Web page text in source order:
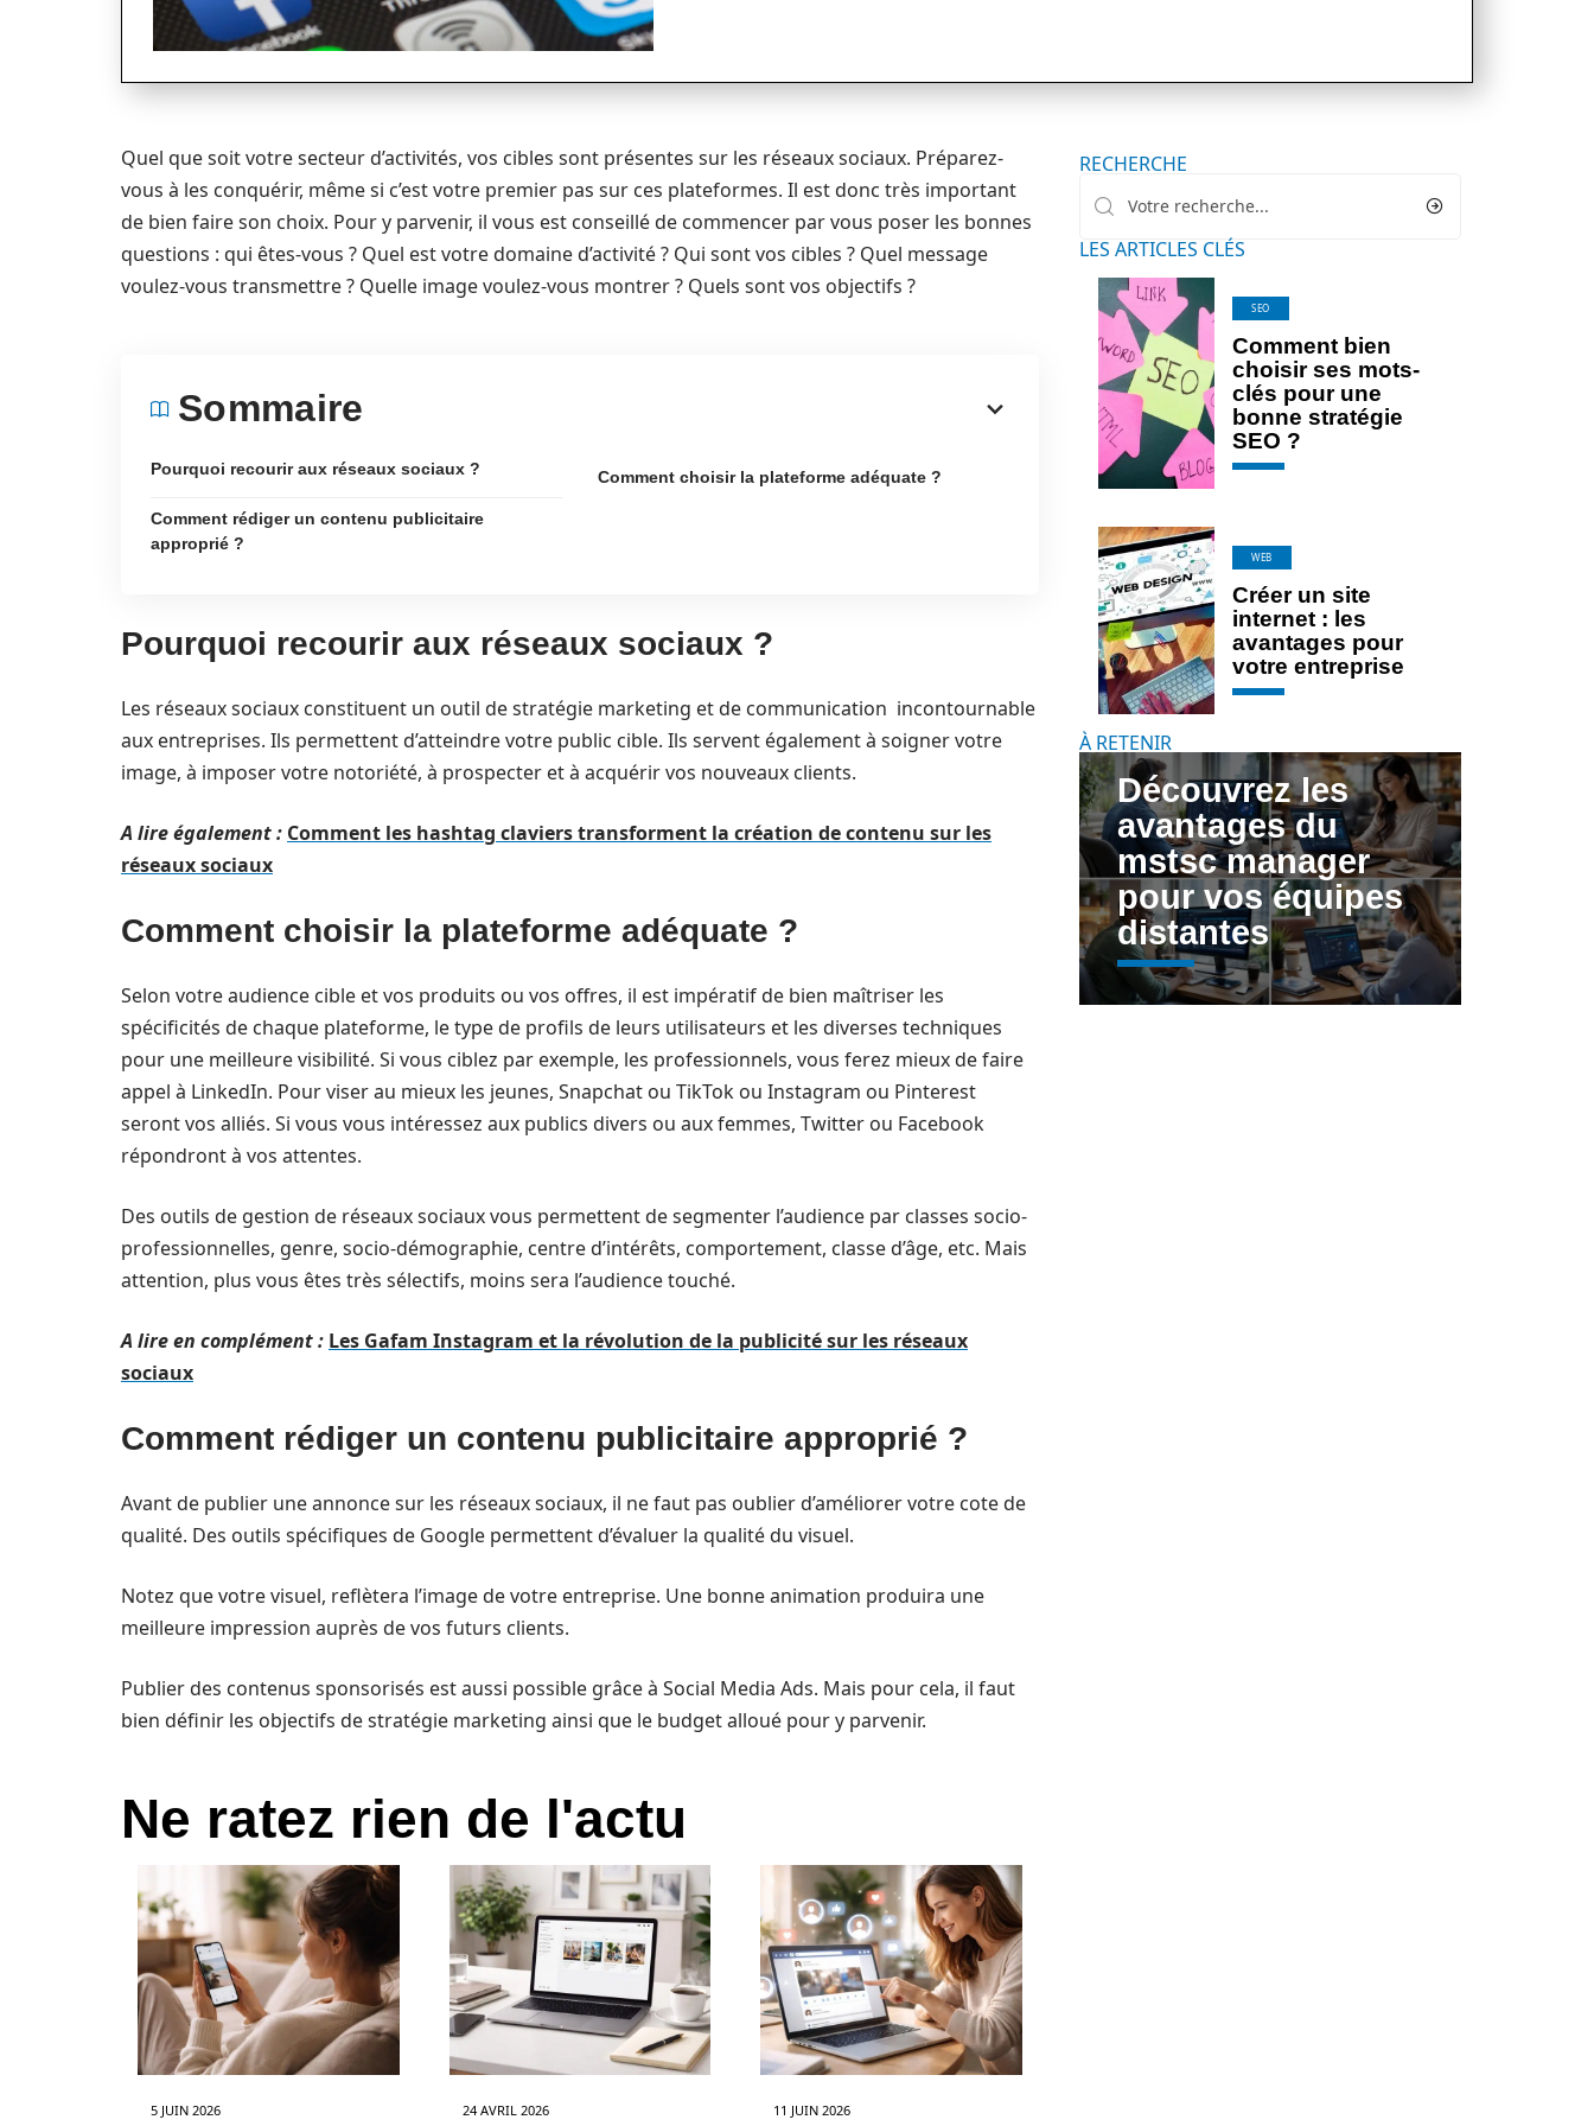
Quel que soit votre secteur d’activités, vos cibles sont présentes sur les réseaux sociaux. Préparez-
vous à les conquérir, même si c’est votre premier pas sur ces plateformes. Il est donc très important
de bien faire son choix. Pour y parvenir, il vous est conseillé de commencer par vous poser les bonnes
questions : qui êtes-vous ? Quel est votre domaine d’activité ? Qui sont vos cibles ? Quel message
voulez-vous transmettre ? Quelle image voulez-vous montrer ? Quels sont vos objectifs ?
Sommaire
Pourquoi recourir aux réseaux sociaux ? Comment choisir la plateforme adéquate ?
Comment rédiger un contenu publicitaire
approprié ?
Pourquoi recourir aux réseaux sociaux ?
Les réseaux sociaux constituent un outil de stratégie marketing et de communication incontournable
aux entreprises. Ils permettent d’atteindre votre public cible. Ils servent également à soigner votre
image, à imposer votre notoriété, à prospecter et à acquérir vos nouveaux clients.
A lire également : Comment les hashtag claviers transforment la création de contenu sur les
réseaux sociaux
Comment choisir la plateforme adéquate ?
Selon votre audience cible et vos produits ou vos offres, il est impératif de bien maîtriser les
spécificités de chaque plateforme, le type de profils de leurs utilisateurs et les diverses techniques
pour une meilleure visibilité. Si vous ciblez par exemple, les professionnels, vous ferez mieux de faire
appel à LinkedIn. Pour viser au mieux les jeunes, Snapchat ou TikTok ou Instagram ou Pinterest
seront vos alliés. Si vous vous intéressez aux publics divers ou aux femmes, Twitter ou Facebook
répondront à vos attentes.
Des outils de gestion de réseaux sociaux vous permettent de segmenter l’audience par classes socio-
professionnelles, genre, socio-démographie, centre d’intérêts, comportement, classe d’âge, etc. Mais
attention, plus vous êtes très sélectifs, moins sera l’audience touché.
A lire en complément : Les Gafam Instagram et la révolution de la publicité sur les réseaux
sociaux
Comment rédiger un contenu publicitaire approprié ?
Avant de publier une annonce sur les réseaux sociaux, il ne faut pas oublier d’améliorer votre cote de
qualité. Des outils spécifiques de Google permettent d’évaluer la qualité du visuel.
Notez que votre visuel, reflètera l’image de votre entreprise. Une bonne animation produira une
meilleure impression auprès de vos futurs clients.
Publier des contenus sponsorisés est aussi possible grâce à Social Media Ads. Mais pour cela, il faut
bien définir les objectifs de stratégie marketing ainsi que le budget alloué pour y parvenir.
Ne ratez rien de l'actu
5 JUIN 2026 24 AVRIL 2026 11 JUIN 2026
RECHERCHE
LES ARTICLES CLÉS
SEO
Comment bien
choisir ses mots-
clés pour une
bonne stratégie
SEO ?
WEB
Créer un site
internet : les
avantages pour
votre entreprise
À RETENIR
Découvrez les
avantages du
mstsc manager
pour vos équipes
distantes